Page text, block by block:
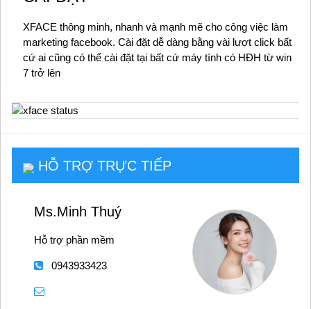
XFACE thông minh, nhanh và mạnh mẽ cho công việc làm
marketing facebook. Cài đặt dễ dàng bằng vài lượt click bất
cứ ai cũng có thể cài đặt tại bất cứ máy tính có HĐH từ win
7 trở lên
HỖ TRỢ TRỰC TIẾP
Ms.Minh Thuý
Hỗ trợ phần mềm
0943933423